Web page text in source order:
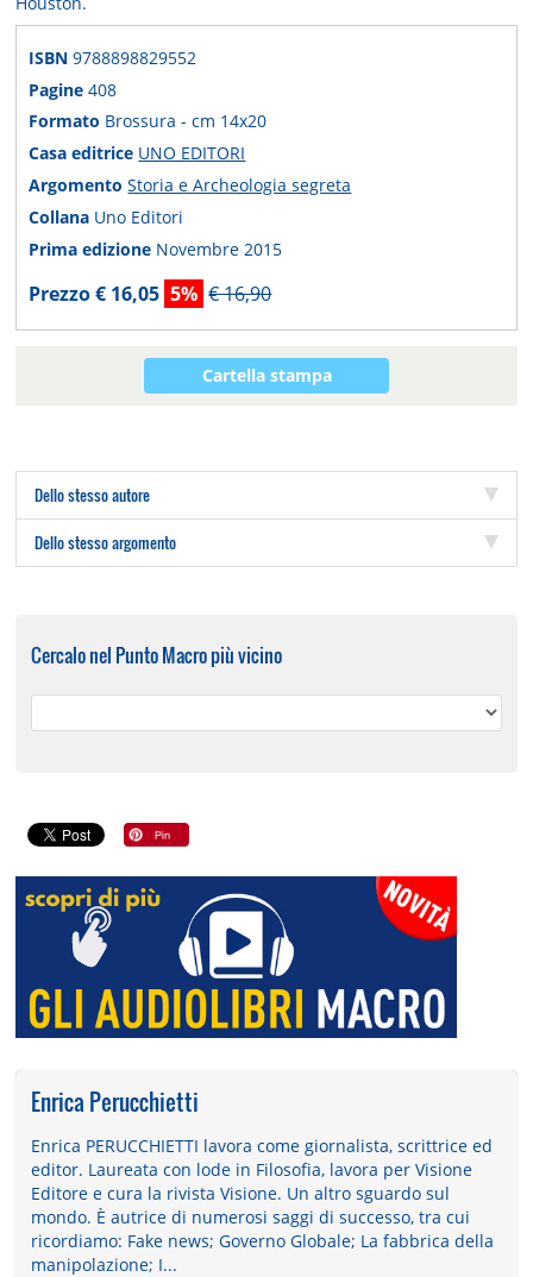
ISBN9788898829552
Pagine408
Formato Brossura - cm 14x20
Casa editrice UNO EDITORI
ArgomentoStoria e Archeologia segreta
Collana Uno Editori
Prima edizione Novembre 2015
Prezzo € 16,05 5% € 16,90
Cartella stampa
Dello stesso autore
Dello stesso argomento
Cercalo nel Punto Macro più vicino
Enrica Perucchietti
Enrica PERUCCHIETTI lavora come giornalista, scrittrice ed
editor. Laureata con lode in Filosofia, lavora per Visione
Editore e cura la rivista Visione. Un altro sguardo sul
mondo. È autrice di numerosi saggi di successo, tra cui
ricordiamo: Fake news; Governo Globale; La fabbrica della
manipolazione; I...